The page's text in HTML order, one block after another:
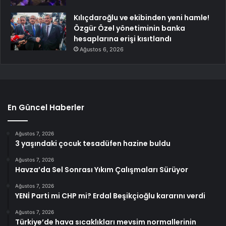
Kılıçdaroğlu ve ekibinden yeni hamle!
Özgür Özel yönetiminin banka
hesaplarına erişi kısıtlandı
Ağustos 6, 2026
En Güncel Haberler
Ağustos 7, 2026
3 yaşındaki çocuk tesadüfen hazine buldu
Ağustos 7, 2026
Havza’da Sel Sonrası Yıkım Çalışmaları Sürüyor
Ağustos 7, 2026
YENİ Parti mi CHP mi? Erdal Beşikçioğlu kararını verdi
Ağustos 7, 2026
Türkiye’de hava sıcaklıkları mevsim normallerinin